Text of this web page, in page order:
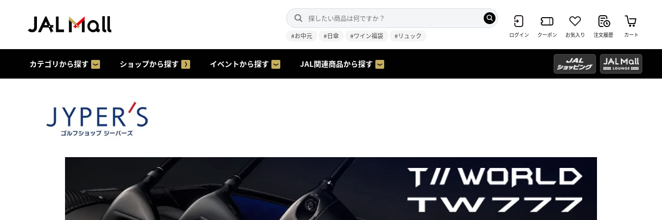
#お中元 #日傘 #ワイン福袋 #リュック ログイン クーポン お気入り 注文履歴 カート
カテゴリから探す ショップから探す イベントから探す JAL関連商品から探す